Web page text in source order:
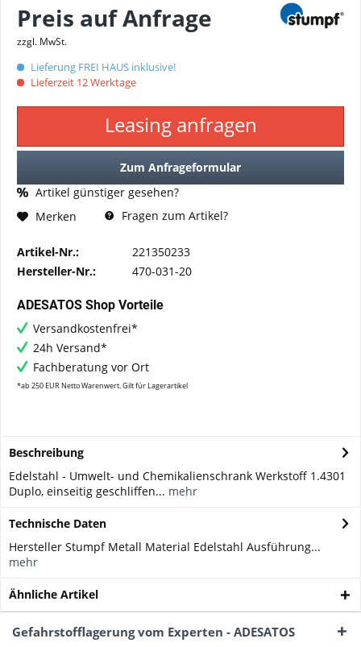
Preis auf Anfrage
zzgl. MwSt.
Lieferung FREI HAUS inklusive!
Lieferzeit 12 Werktage
Leasing anfragen
Zum Anfrageformular
Artikel günstiger gesehen?
Merken
Fragen zum Artikel?
Artikel-Nr.:
221350233
Hersteller-Nr.:
470-031-20
ADESATOS Shop Vorteile
Versandkostenfrei*
24h Versand*
Fachberatung vor Ort
*ab 250 EUR Netto Warenwert. Gilt für Lagerartikel
Beschreibung
Edelstahl - Umwelt- und Chemikalienschrank Werkstoff 1.4301
Duplo, einseitig geschliffen... mehr
Technische Daten
Hersteller Stumpf Metall Material Edelstahl Ausführung...
mehr
Ähnliche Artikel
Gefahrstofflagerung vom Experten - ADESATOS